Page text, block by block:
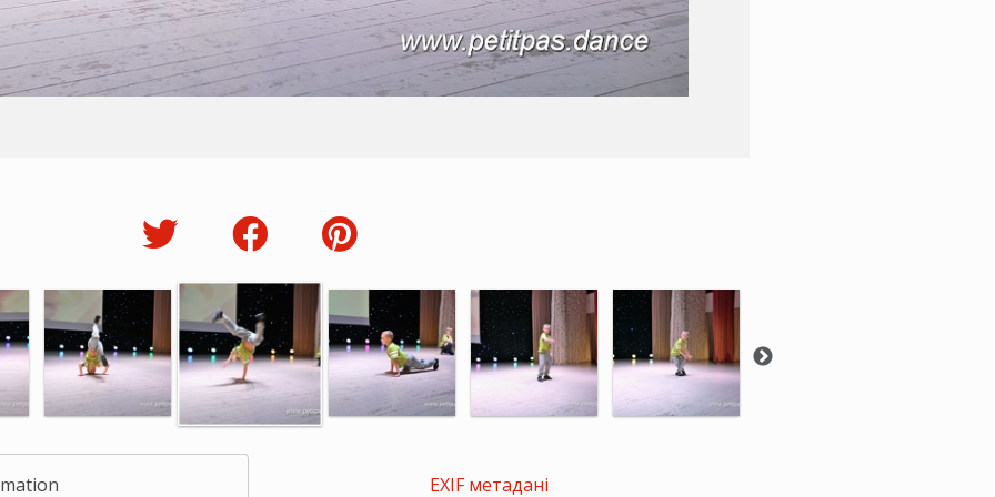
EXIF метадані